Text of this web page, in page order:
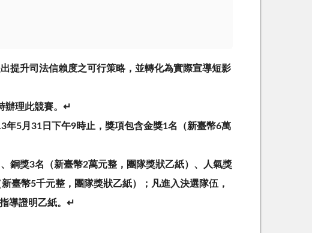
出提升司 法信賴度之可 行策略， 並轉化為實際宣導短影
辦理此競賽。 ↵
3年5月 31日 下午9時止， 獎項包含金獎1名 （新臺幣6萬
、 銅獎3名 （新臺幣2萬元整， 團 隊獎狀乙紙） 、 人氣獎
新臺幣5千元整， 團 隊獎狀乙紙） ； 凡進入決選隊伍，
導證明乙紙。 ↵